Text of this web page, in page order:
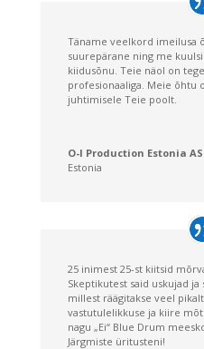
Täname veelkord imeilusa
suurepärane ning me
kiidusõnu. Teie näol on
profesionaaliga. Meie õhtu
juhtimisele Teie poolt.
O-I Production Estonia AS
Estonia
25 inimest 25-st kiitsid
Skeptikutest said uskujad
millest räägitakse veel
vastutulelikkuse ja kiire
nagu „Ei“ Blue Drum
Järgmiste üritusteni!